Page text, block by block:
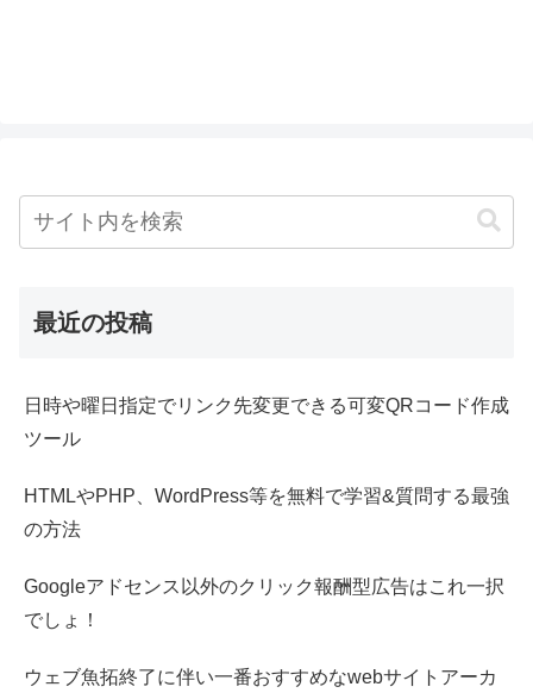
最近の投稿
日時や曜日指定でリンク先変更できる可変QRコード作成
ツール
HTMLやPHP、WordPress等を無料で学習&質問する最強
の方法
Googleアドセンス以外のクリック報酬型広告はこれ一択
でしょ！
ウェブ魚拓終了に伴い一番おすすめなwebサイトアーカ